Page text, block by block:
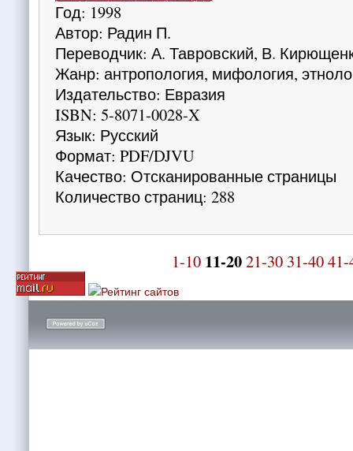
Год: 1998
Автор: Радин П.
Переводчик: А. Тавровский, В.
Жанр: антропология, мифология,
Издательство: Евразия
ISBN: 5-8071-0028-X
Язык: Русский
Формат: PDF/DJVU
Качество: Отсканированные страницы
Количество страниц: 288
1-10 11-2021-30 31-4041-